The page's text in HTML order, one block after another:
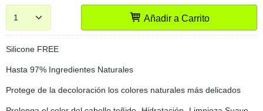
Añadir a Carrito
Silicone FREE
Hasta 97% Ingredientes Naturales
Protege de la decoloración los colores naturales más delicados